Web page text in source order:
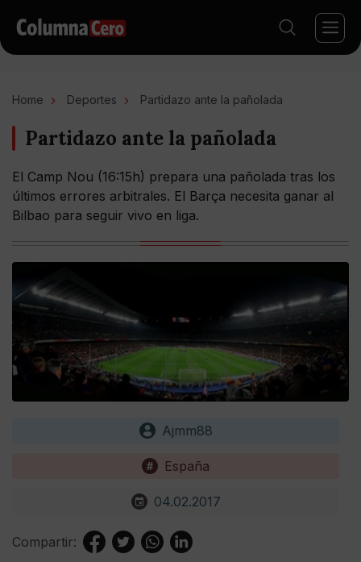
Home Deportes Partidazo ante la pañolada
Partidazo ante la pañolada
El Camp Nou (16:15h) prepara una pañolada tras los
últimos errores arbitrales. El Barça necesita ganar al
Bilbao para seguir vivo en liga.
Ajmm88
España
04.02.2017
Compartir: